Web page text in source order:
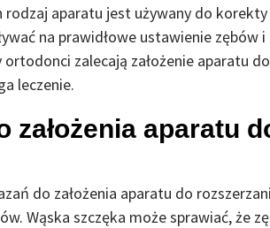
rodzaj aparatu jest używany do
na prawidłowe ustawienie zębów
zalecają założenie aparatu
leczenie.
założenia aparatu
do założenia aparatu do
Wąska szczęka może sprawiać, że